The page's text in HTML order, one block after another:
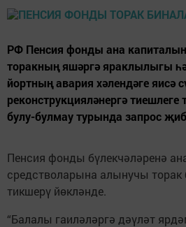
РФ Пенсия фонды ана
торакның яшәргә яраклылыгы
йортның авария хәлендәге яисә
реконструкцияләнергә
булу-булмау турында запрос
Пенсия фонды бүлекчәләренә
средстволарына алынучы
тикшерү йөкләнде.
“Балалы гаиләләргә дәүләт